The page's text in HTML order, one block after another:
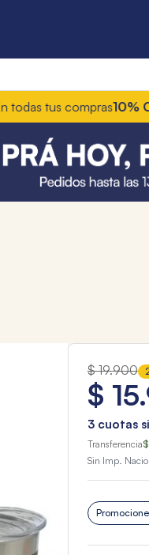
compras 10% OFF
$ 19.900
$ 15.
3cuotas
Transferencia
Sin Imp.